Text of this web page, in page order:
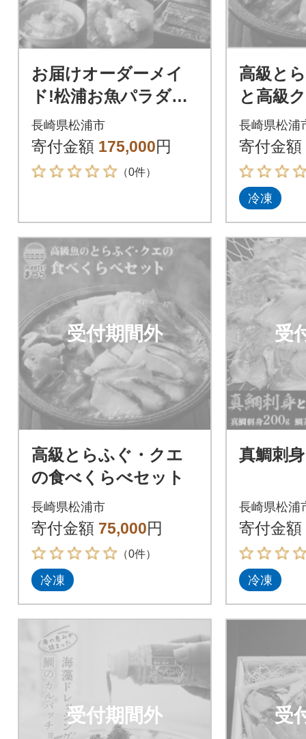
お届けオーダーメイ
ド!松浦お魚パラダイ
ス(7種のお魚用)
長崎県松浦市
寄付金額 175,000円
（0件）
高級と
と高級
長崎県松浦
寄付金額
冷凍
受付期間外
高級とらふぐ・クエ
の食べくらべセット
長崎県松浦市
寄付金額 75,000円
（0件）
冷凍
受
真鯛刺
長崎県松浦
寄付金額
冷凍
受付期間外 受